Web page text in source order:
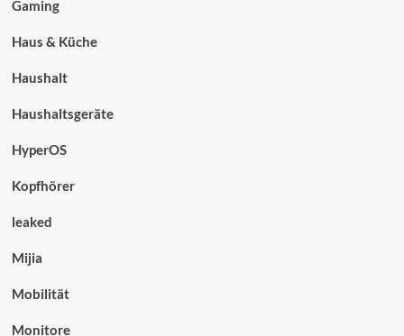
Gaming
Haus & Küche
Haushalt
Haushaltsgeräte
HyperOS
Kopfhörer
leaked
Mijia
Mobilität
Monitore